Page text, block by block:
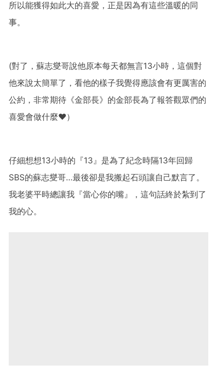
所以能獲得如此大的喜愛，正是因為有這些溫暖的同
事。
(對了，蘇志燮哥說他原本每天都無言13小時，這個對
他來說太簡單了，看他的樣子我覺得應該會有更厲害的
公約，非常期待《金部長》的金部長為了報答觀眾們的
喜愛會做什麼❤️）
仔細想想13小時的『13』是為了紀念時隔13年回歸
SBS的蘇志燮哥…最後卻是我搬起石頭讓自己默言了。
我老婆平時總讓我『當心你的嘴』，這句話終於紮到了
我的心。